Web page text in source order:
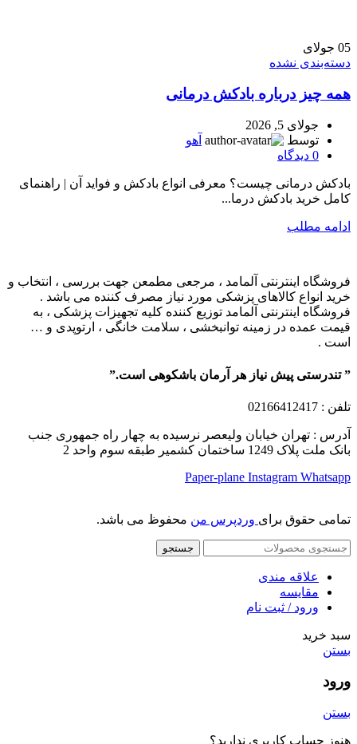
05 جولای
دسته‌بندی نشده
همه چیز درباره بادکش درمانی
جولای 5, 2026
توسط
آهو
0 دیدگاه
بادکش درمانی چیست؟ معرفی انواع بادکش و فواید آن | راهنمای
کامل خرید بادکش درما...
ادامه مطلب
فروشگاه اینترنتی آلمامد ، مرجعی مطمعن جهت بررسی ، انتخاب و
خرید انواع کالاهای پزشکی مورد نیاز مصرف کننده می باشد .
فروشگاه اینترنتی آلمامد توزیع کننده کلیه تجهیزات پزشکی ، به
قیمت عمده در زمینه توانبخشی ، سلامت خانگی ، ارتوپدی و …
است .
” تندرستی پیش نیاز هر آرمان باشکوهی است.”
تلفن : 02166412417
آدرس : تهران خیابان ولیعصر نرسیده به چهار راه جمهوری جنب
بانک ملت پلاک 1249 ساختمان کشمیر طبقه سوم واحد 2
Paper-plane Instagram Whatsapp
تمامی حقوق برای وردپرس من محفوظ می باشد.
جستجو
علاقه مندی
مقایسه
ورود / ثبت نام
سبد خرید
بستن
ورود
بستن
هنوز حساب کاربری ندارید؟